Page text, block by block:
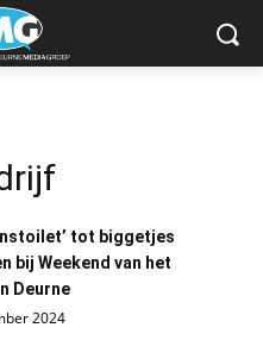
tot biggetjes
bij Weekend van het
Deurne
2024